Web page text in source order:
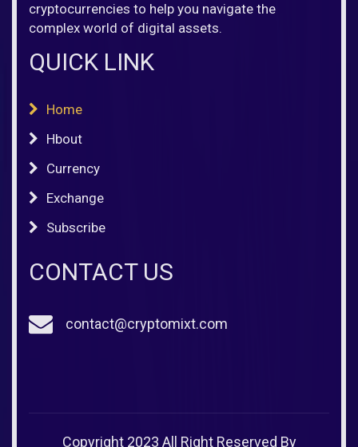
cryptocurrencies to help you navigate the
complex world of digital assets.
QUICK LINK
Home
Hbout
Currency
Exchange
Subscribe
CONTACT US
contact@cryptomixt.com
Copyright 2023 All Right Reserved By